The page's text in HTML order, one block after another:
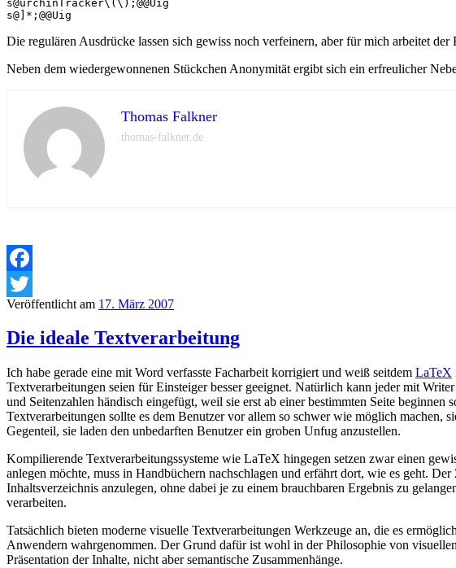
s@urchinTracker\(\);@@Uig
Die regulären Ausdrücke lassen sich gewiss noch verfeinern, aber für mich arbeitet
Neben dem wiedergewonnenen Stückchen Anonymität ergibt sich ein erfreulicher
Thomas Falkner
thomas-falkner.de
Facebook
Twitter
Veröffentlicht am 17. März 2007
Die ideale Textverarbeitung
Ich habe gerade eine mit Word verfasste Facharbeit korrigiert und weiß seitdem LaTeX
Textverarbeitungen seien für Einsteiger besser geeignet. Natürlich kann jeder mit
und Seitenzahlen händisch eingefügt, weil sie erst ab einer bestimmten Seite
Textverarbeitungen sollte es dem Benutzer vor allem so schwer wie möglich machen,
Gegenteil, sie laden den unbedarften Benutzer ein groben Unfug anzustellen.
Kompilierende Textverarbeitungssysteme wie LaTeX hingegen setzen zwar einen
anlegen möchte, muss in Handbüchern nachschlagen und erfährt dort, wie es geht.
Inhaltsverzeichnis anzulegen, ohne dabei je zu einem brauchbaren Ergebnis zu
verarbeiten.
Tatsächlich bieten moderne visuelle Textverarbeitungen Werkzeuge an, die es
Anwendern wahrgenommen. Der Grund dafür ist wohl in der Philosophie von
Präsentation der Inhalte, nicht aber semantische Zusammenhänge.